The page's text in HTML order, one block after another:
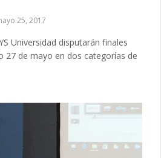
25, 2017
Universidad disputarán finales
27 de mayo en dos categorías de